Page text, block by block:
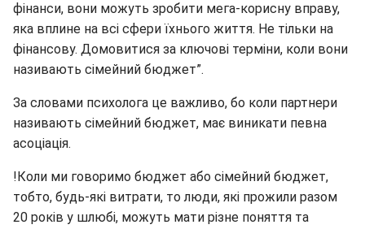
фінанси, вони можуть зробити мега-корисну вправу,
яка вплине на всі сфери їхнього життя. Не тільки на
фінансову. Домовитися за ключові терміни, коли вони
називають сімейний бюджет”.
За словами психолога це важливо, бо коли партнери
називають сімейний бюджет, має виникати певна
асоціація.
!Коли ми говоримо бюджет або сімейний бюджет,
тобто, будь-які витрати, то люди, які прожили разом
20 років у шлюбі, можуть мати різне поняття та